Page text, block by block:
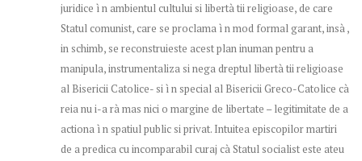
juridice ì n ambientul cultului si libertà tii religioase, de care
Statul comunist, care se proclama ì n mod formal garant, insà ,
in schimb, se reconstruieste acest plan inuman pentru a
manipula, instrumentaliza si nega dreptul libertà tii religioase
al Bisericii Catolice- si ì n special al Bisericii Greco-Catolice cà
reia nu i-a rà mas nici o margine de libertate – legitimitate de a
actiona ì n spatiul public si privat. Intuitea episcopilor martiri
de a predica cu incomparabil curaj cà Statul socialist este ateu